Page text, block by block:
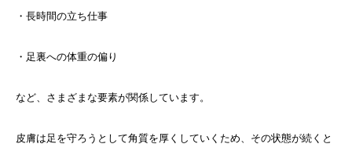
・長時間の立ち仕事
・足裏への体重の偏り
など、さまざまな要素が関係しています。
皮膚は足を守ろうとして角質を厚くしていくため、その状態が続くと